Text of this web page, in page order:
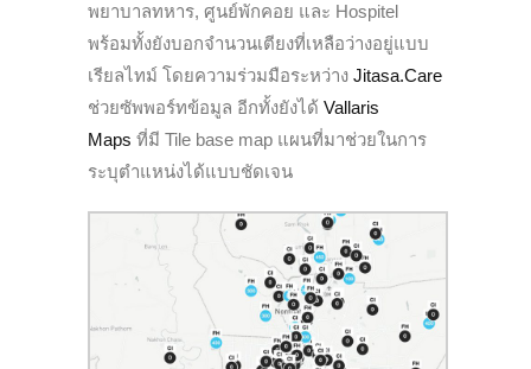
พยาบาลทหาร, ศูนย์พักคอย และ Hospitel
พร้อมทั้งยังบอกจำนวนเตียงที่เหลือว่างอยู่แบบ
เรียลไทม์ โดยความร่วมมือระหว่าง Jitasa.Care
ช่วยซัพพอร์ทข้อมูล อีกทั้งยังได้ Vallaris
Maps ที่มี Tile base map แผนที่มาช่วยในการ
ระบุตำแหน่งได้แบบชัดเจน